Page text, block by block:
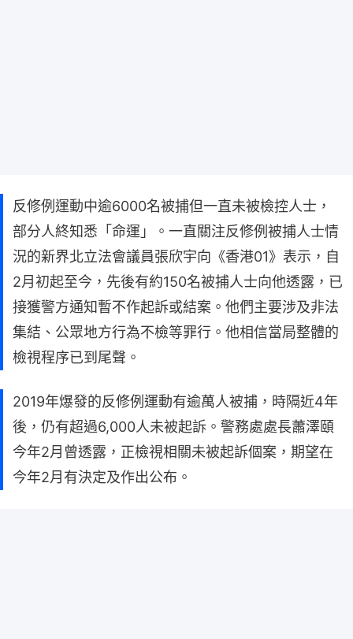
反修例運動中逾6000名被捕但一直未被檢控人士，
部分人終知悉「命運」。一直關注反修例被捕人士情
況的新界北立法會議員張欣宇向《香港01》表示，自
2月初起至今，先後有約150名被捕人士向他透露，已
接獲警方通知暫不作起訴或結案。他們主要涉及非法
集結、公眾地方行為不檢等罪行。他相信當局整體的
檢視程序已到尾聲。
2019年爆發的反修例運動有逾萬人被捕，時隔近4年
後，仍有超過6,000人未被起訴。警務處處長蕭澤頤
今年2月曾透露，正檢視相關未被起訴個案，期望在
今年2月有決定及作出公布。